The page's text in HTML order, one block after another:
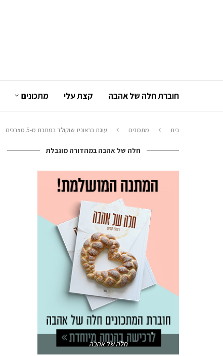
חוברת חלה של אהבה קצת עלי מתכונים
בית מתכונים עוגת בראוניז שוקולד במחבת מ-5 מצרכים
חלה של אהבה במהדורה מוגבלת
חלה של אהבה